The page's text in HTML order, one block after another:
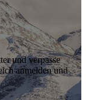
und verpasse
anmelden und